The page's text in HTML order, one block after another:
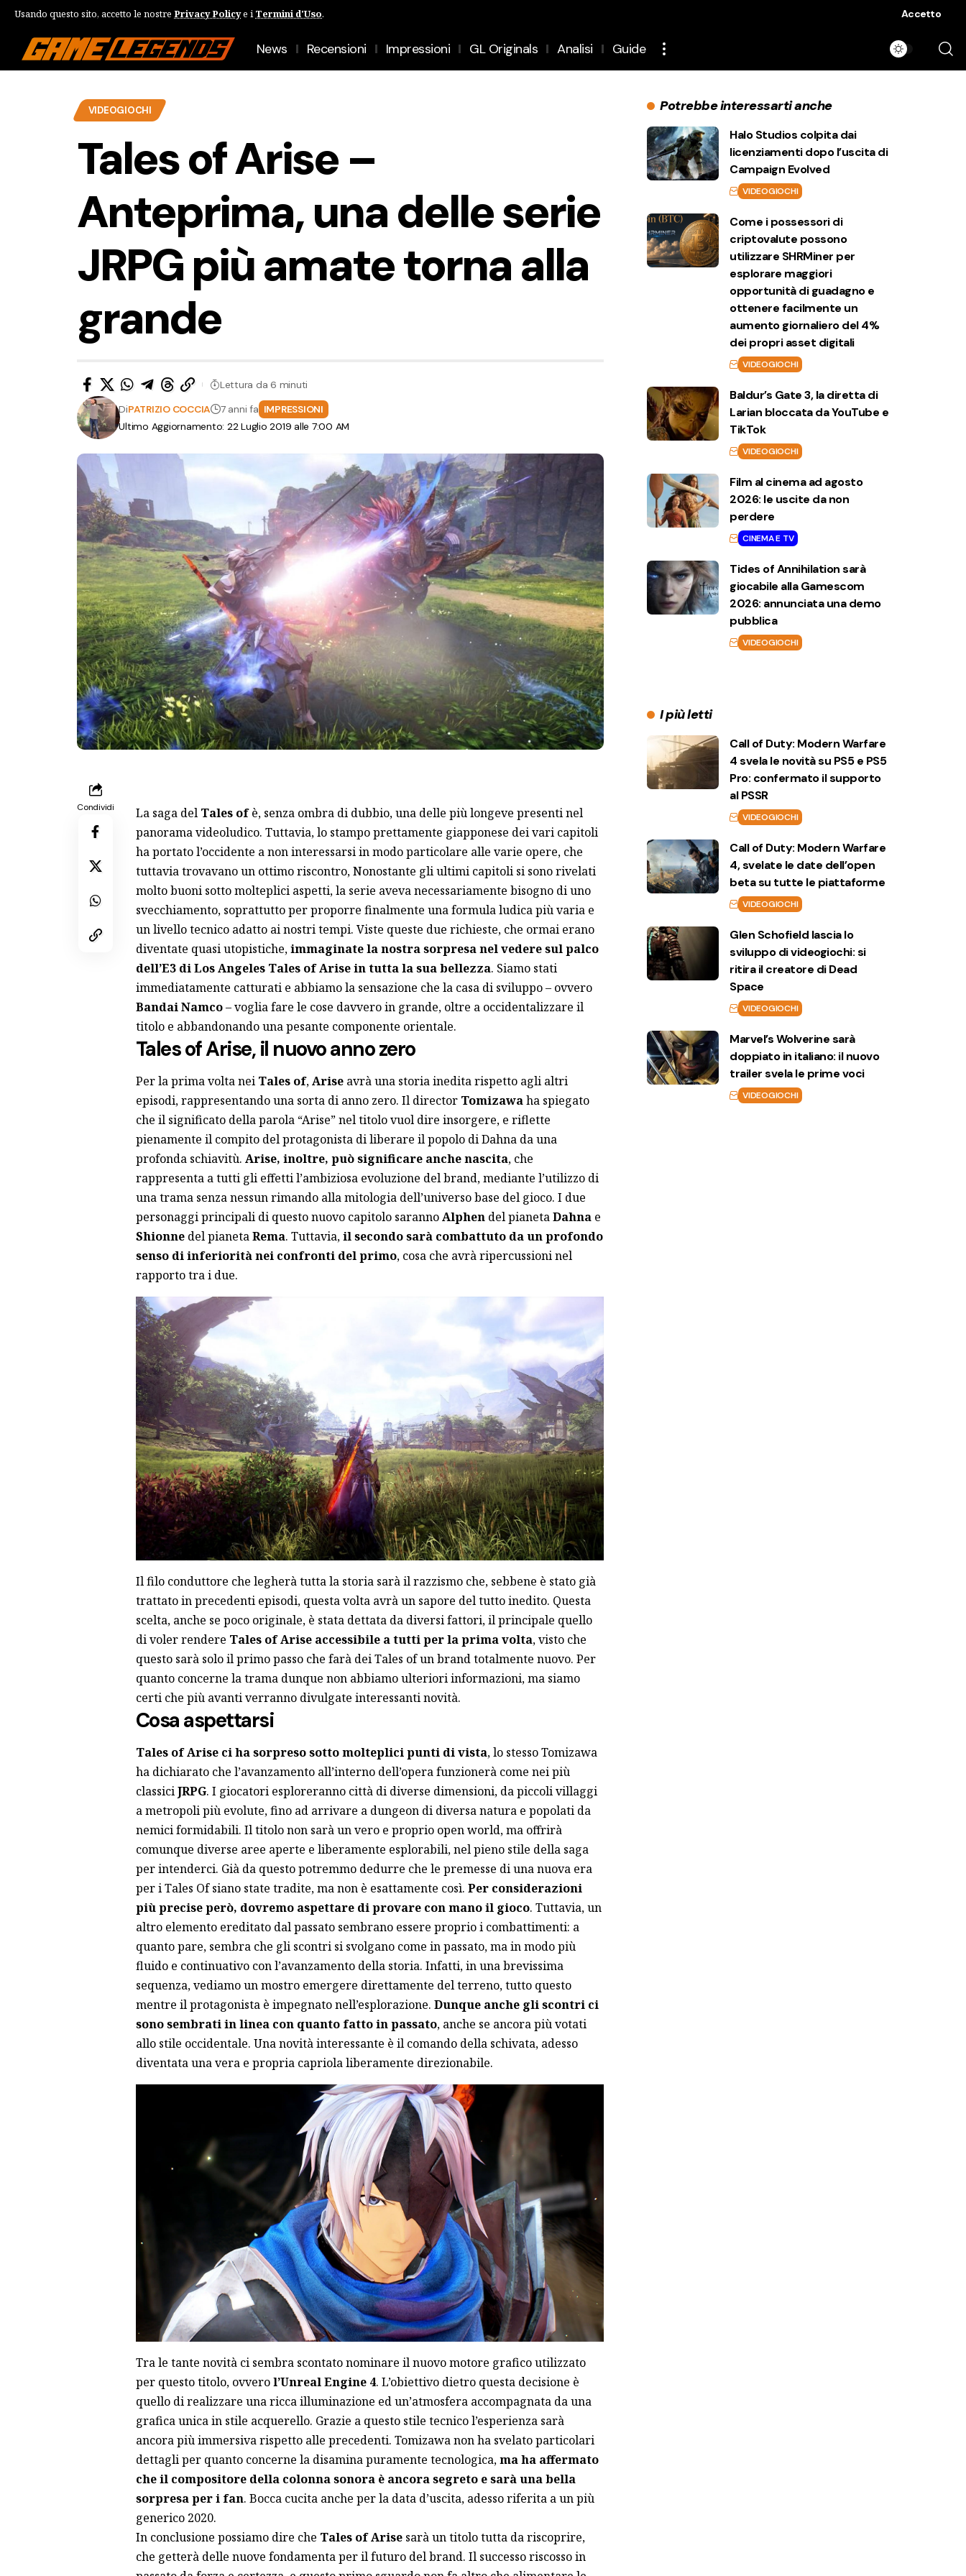
Usando questo sito, accetto le nostre Privacy Policye i Termini d'Uso. Accetto
News Recensioni Impressioni GL Originals Analisi Guide
VIDEOGIOCHI
Tales of Arise –
Anteprima, una delle serie
JRPG più amate torna alla
grande
Ultimo Aggiornamento: 22 Luglio 2019 alle 7:00 AM
DiPATRIZIO COCCIA 7 anni fa IMPRESSIONI
Lettura da 6 minuti
Condividi La saga delTales ofè, senza ombra di dubbio, una delle più longeve presenti nel
panorama videoludico. Tuttavia, lo stampo prettamente giapponese dei vari capitoli
ha portato l’occidente a non interessarsi in modo particolare alle varie opere, che
tuttavia trovavano un ottimo riscontro, Nonostante gli ultimi capitoli si sono rivelati
molto buoni sotto molteplici aspetti, la serie aveva necessariamente bisogno di uno
svecchiamento, soprattutto per proporre finalmente una formula ludica più varia e
un livello tecnico adatto ai nostri tempi. Viste queste due richieste, che ormai erano
diventate quasi utopistiche,immaginate la nostra sorpresa nel vedere sul palco
dell’E3 di Los Angeles Tales of Arise in tutta la sua bellezza. Siamo stati
immediatamente catturati e abbiamo la sensazione che la casa di sviluppo – ovvero
Bandai Namco– voglia fare le cose davvero in grande, oltre a occidentalizzare il
titolo e abbandonando una pesante componente orientale.
Tales of Arise, il nuovo anno zero
Per la prima volta nei Tales of,Ariseavrà una storia inedita rispetto agli altri
episodi, rappresentando una sorta di anno zero. Il director Tomizawaha spiegato
che il significato della parola “Arise” nel titolo vuol dire insorgere, e riflette
pienamente il compito del protagonista di liberare il popolo di Dahna da una
profonda schiavitù. Arise, inoltre, può significare anche nascita, che
rappresenta a tutti gli effetti l’ambiziosa evoluzione del brand, mediante l’utilizzo di
una trama senza nessun rimando alla mitologia dell’universo base del gioco. I due
personaggi principali di questo nuovo capitolo sarannoAlphendel pianetaDahnae
Shionnedel pianetaRema. Tuttavia,il secondo sarà combattuto da un profondo
senso di inferiorità nei confronti del primo, cosa che avrà ripercussioni nel
rapporto tra i due.
Il filo conduttore che legherà tutta la storia sarà il razzismo che, sebbene è stato già
trattato in precedenti episodi, questa volta avrà un sapore del tutto inedito. Questa
scelta, anche se poco originale, è stata dettata da diversi fattori, il principale quello
di voler rendere Tales of Arise accessibile a tutti per la prima volta, visto che
questo sarà solo il primo passo che farà dei Tales of un brand totalmente nuovo. Per
quanto concerne la trama dunque non abbiamo ulteriori informazioni, ma siamo
certi che più avanti verranno divulgate interessanti novità.
Cosa aspettarsi
Tales of Arise ci ha sorpreso sotto molteplici punti di vista, lo stesso Tomizawa
ha dichiarato che l’avanzamento all’interno dell’opera funzionerà come nei più
classiciJRPG. I giocatori esploreranno città di diverse dimensioni, da piccoli villaggi
a metropoli più evolute, fino ad arrivare a dungeon di diversa natura e popolati da
nemici formidabili. Il titolo non sarà un vero e proprio open world, ma offrirà
comunque diverse aree aperte e liberamente esplorabili, nel pieno stile della saga
per intenderci. Già da questo potremmo dedurre che le premesse di una nuova era
per i Tales Of siano state tradite, ma non è esattamente così. Per considerazioni
più precise però, dovremo aspettare di provare con mano il gioco. Tuttavia, un
altro elemento ereditato dal passato sembrano essere proprio i combattimenti: a
quanto pare, sembra che gli scontri si svolgano come in passato, ma in modo più
fluido e continuativo con l’avanzamento della storia. Infatti, in una brevissima
sequenza, vediamo un mostro emergere direttamente del terreno, tutto questo
mentre il protagonista è impegnato nell’esplorazione. Dunque anche gli scontri ci
sono sembrati in linea con quanto fatto in passato, anche se ancora più votati
allo stile occidentale. Una novità interessante è il comando della schivata, adesso
diventata una vera e propria capriola liberamente direzionabile.
Tra le tante novità ci sembra scontato nominare il nuovo motore grafico utilizzato
per questo titolo, ovverol’Unreal Engine 4. L’obiettivo dietro questa decisione è
quello di realizzare una ricca illuminazione ed un’atmosfera accompagnata da una
grafica unica in stile acquerello. Grazie a questo stile tecnico l’esperienza sarà
ancora più immersiva rispetto alle precedenti. Tomizawa non ha svelato particolari
dettagli per quanto concerne la disamina puramente tecnologica,ma ha affermato
che il compositore della colonna sonora è ancora segreto e sarà una bella
sorpresa per i fan. Bocca cucita anche per la data d’uscita, adesso riferita a un più
generico 2020.
In conclusione possiamo dire che Tales of Arisesarà un titolo tutta da riscoprire,
che getterà delle nuove fondamenta per il futuro del brand. Il successo riscosso in
Potrebbe interessarti anche
Halo Studios colpita dai
licenziamenti dopo l’uscita di
Campaign Evolved
VIDEOGIOCHI
Come i possessori di
criptovalute possono
utilizzare SHRMiner per
esplorare maggiori
opportunità di guadagno e
ottenere facilmente un
aumento giornaliero del 4%
dei propri asset digitali
VIDEOGIOCHI
Baldur’s Gate 3, la diretta di
Larian bloccata da YouTube e
TikTok
VIDEOGIOCHI
Film al cinema ad agosto
2026: le uscite da non
perdere
CINEMA E TV
Tides of Annihilation sarà
giocabile alla Gamescom
2026: annunciata una demo
pubblica
VIDEOGIOCHI
I più letti
Call of Duty: Modern Warfare
4 svela le novità su PS5 e PS5
Pro: confermato il supporto
al PSSR
VIDEOGIOCHI
Call of Duty: Modern Warfare
4, svelate le date dell’open
beta su tutte le piattaforme
VIDEOGIOCHI
Glen Schofield lascia lo
sviluppo di videogiochi: si
ritira il creatore di Dead
Space
VIDEOGIOCHI
Marvel’s Wolverine sarà
doppiato in italiano: il nuovo
trailer svela le prime voci
VIDEOGIOCHI